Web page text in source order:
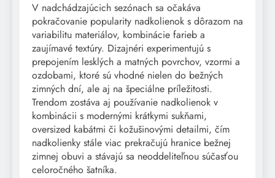
V nadchádzajúcich sezónach sa očakáva
pokračovanie popularity nadkolienok s dôrazom na
variabilitu materiálov, kombinácie farieb a
zaujímavé textúry. Dizajnéri experimentujú s
prepojením lesklých a matných povrchov, vzormi a
ozdobami, ktoré sú vhodné nielen do bežných
zimných dní, ale aj na špeciálne príležitosti.
Trendom zostáva aj používanie nadkolienok v
kombinácii s modernými krátkymi sukňami,
oversized kabátmi či kožušinovými detailmi, čím
nadkolienky stále viac prekračujú hranice bežnej
zimnej obuvi a stávajú sa neoddeliteľnou súčasťou
celoročného šatníka.